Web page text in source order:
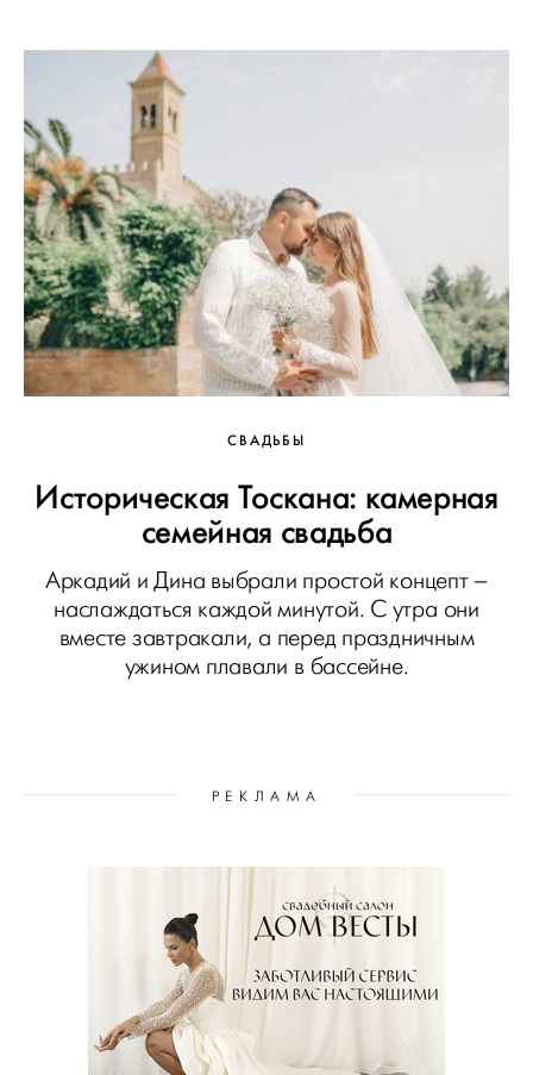
СВАДЬБЫ
Историческая Тоскана: камерная
семейная свадьба
Аркадий и Дина выбрали простой концепт –
наслаждаться каждой минутой. С утра они
вместе завтракали, а перед праздничным
ужином плавали в бассейне.
РЕКЛАМА